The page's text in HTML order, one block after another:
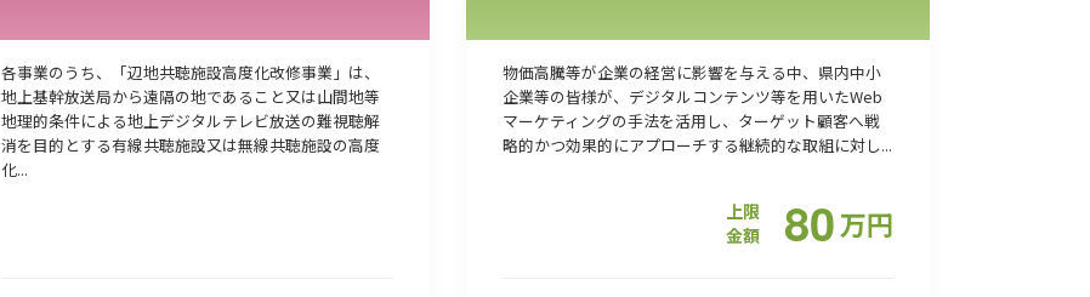
各事業のうち、「辺地共聴施設高度化改修事業」は、
地上基幹放送局から遠隔の地であること又は山間地等
地理的条件による地上デジタルテレビ放送の難視聴解
消を目的とする有線共聴施設又は無線共聴施設の高度
化...
物価高騰等が企業の経営に影響を与える中、県内中小
企業等の皆様が、デジタルコンテンツ等を用いたWeb
マーケティングの手法を活用し、ターゲット顧客へ戦
略的かつ効果的にアプローチする継続的な取組に対し...
上限
金額
80万円